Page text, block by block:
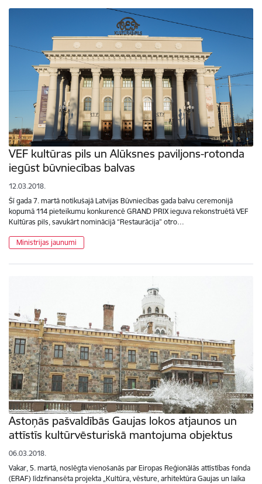
VEF kultūras pils un Alūksnes paviljons-rotonda
iegūst būvniecības balvas
12.03.2018.
Šī gada 7. martā notikušajā Latvijas Būvniecības gada balvu ceremonijā
kopumā 114 pieteikumu konkurencē GRAND PRIX ieguva rekonstruētā VEF
Kultūras pils, savukārt nominācijā “Restaurācija” otro…
Ministrijas jaunumi
Astoņās pašvaldībās Gaujas lokos atjaunos un
attīstīs kultūrvēsturiskā mantojuma objektus
06.03.2018.
Vakar, 5. martā, noslēgta vienošanās par Eiropas Reģionālās attīstības fonda
(ERAF) līdzfinansēta projekta „Kultūra, vēsture, arhitektūra Gaujas un laika